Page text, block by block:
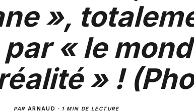
»,
« le
» !
PAR ARNAUD · 1 MIN DE LECTURE